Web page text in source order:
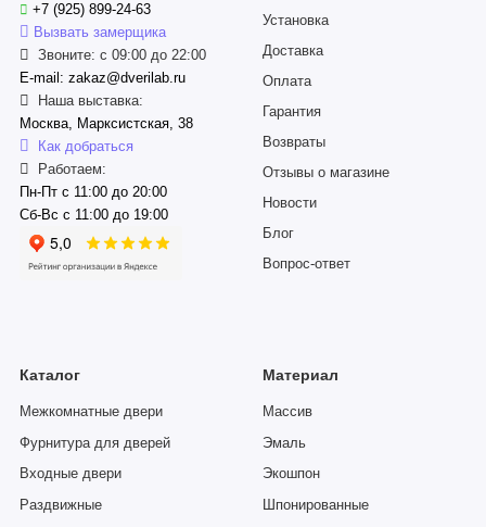
+7 (925) 899-24-63
Вызвать замерщика
Звоните: с 09:00 до 22:00
E-mail: zakaz@dverilab.ru
Наша выставка:
Москва, Марксистская, 38
Как добраться
Работаем:
Пн-Пт с 11:00 до 20:00
Сб-Вс с 11:00 до 19:00
Установка
Доставка
Оплата
Гарантия
Возвраты
Отзывы о магазине
Новости
Блог
Вопрос-ответ
Каталог
Межкомнатные двери
Фурнитура для дверей
Входные двери
Раздвижные
Материал
Массив
Эмаль
Экошпон
Шпонированные